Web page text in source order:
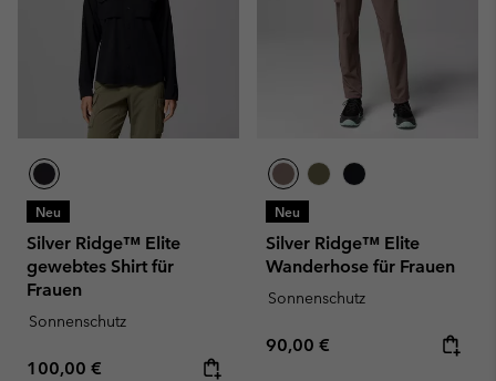
Neu
Silver Ridge™ Elite
gewebtes Shirt für
Frauen
Sonnenschutz
Regular price:
100,00 €
Neu
Silver Ridge™ Elite
Wanderhose für Frauen
Sonnenschutz
Regular price:
90,00 €